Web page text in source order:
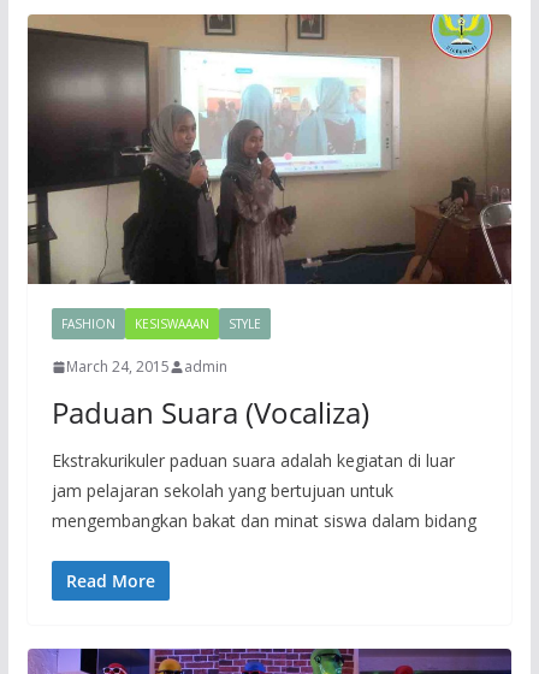
FASHION KESISWAAAN STYLE
March 24, 2015 admin
Paduan Suara (Vocaliza)
Ekstrakurikuler paduan suara adalah kegiatan di luar
jam pelajaran sekolah yang bertujuan untuk
mengembangkan bakat dan minat siswa dalam bidang
Read More